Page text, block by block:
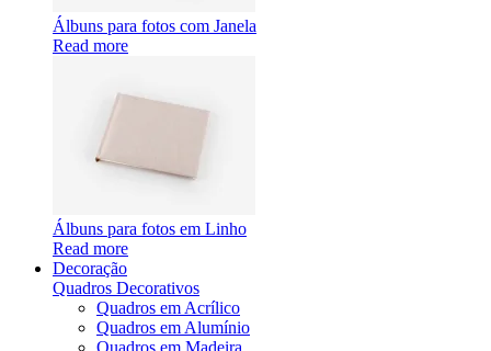
Álbuns para fotos com Janela
Read more
Álbuns para fotos em Linho
Read more
Decoração
Quadros Decorativos
Quadros em Acrílico
Quadros em Alumínio
Quadros em Madeira